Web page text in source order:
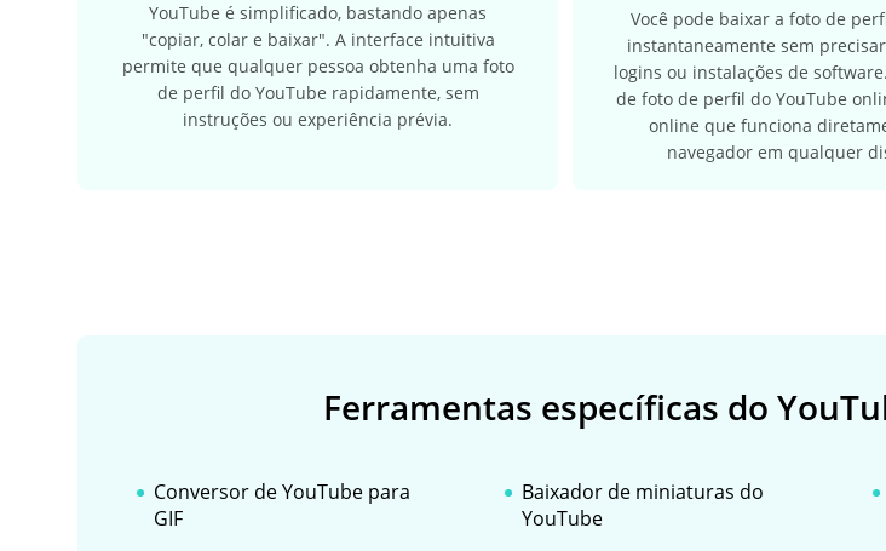
YouTube é simplificado, bastando apenas
"copiar, colar e baixar". A interface intuitiva
permite que qualquer pessoa obtenha uma foto
de perfil do YouTube rapidamente, sem
instruções ou experiência prévia.
Você pode baixar a foto de
instantaneamente sem
logins ou instalações de
de foto de perfil do YouTube
online que funciona
navegador em qualquer
Ferramentas específicas do
Conversor de YouTube para
GIF
Baixador de miniaturas do
YouTube